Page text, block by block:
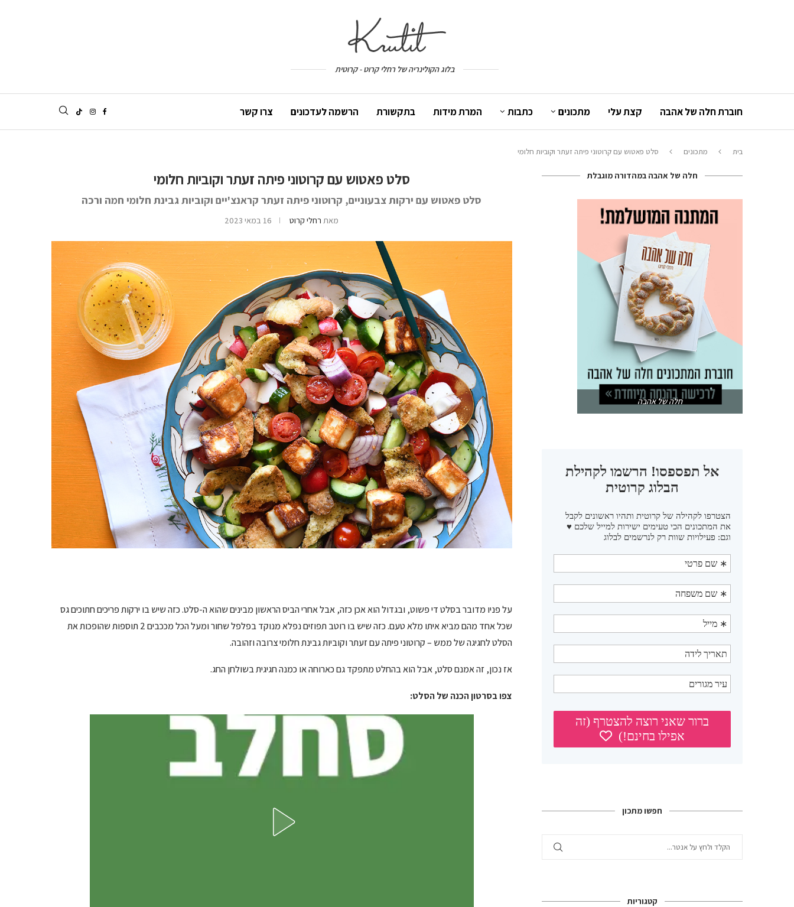
בלוג הקולינריה של רחלי קרוט - קרוטית
חוברת חלה של אהבה קצת עלי מתכונים כתבות המרת מידות בתקשורת הרשמה לעדכונים צרו קשר
בית מתכונים סלט פאטוש עם קרוטוני פיתה זעתר וקוביות חלומי
סלט פאטוש עם קרוטוני פיתה זעתר וקוביות חלומי
סלט פאטוש עם ירקות צבעוניים, קרוטוני פיתה זעתר קראנצ'יים וקוביות גבינת חלומי חמה ורכה
מאת רחלי קרוט 16 במאי 2023
על פניו מדובר בסלט די פשוט, ובגדול הוא אכן כזה, אבל אחרי הביס הראשון מבינים שהוא ה-סלט. כזה שיש בו ירקות פריכים חתוכים גס
שכל אחד מהם מביא איתו מלא טעם. כזה שיש בו רוטב תפוזים נפלא מנוקד בפלפל שחור ומעל הכל מככבים 2 תוספות שהופכות את
הסלט לחגיגה של ממש – קרוטוני פיתה עם זעתר וקוביות גבינת חלומי צרובה וזהובה.
אז נכון, זה אמנם סלט, אבל הוא בהחלט מתפקד גם כארוחה או כמנה חגיגית בשולחן החג.
צפו בסרטון הכנה של הסלט:
חלה של אהבה במהדורה מוגבלת
חלה של אהבה
חפשו מתכון
קטגוריות